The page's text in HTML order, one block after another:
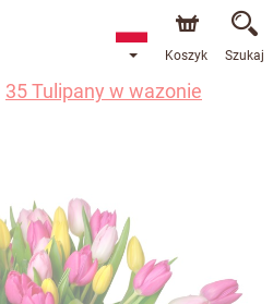
Koszyk Szukaj
35 Tulipany w wazonie